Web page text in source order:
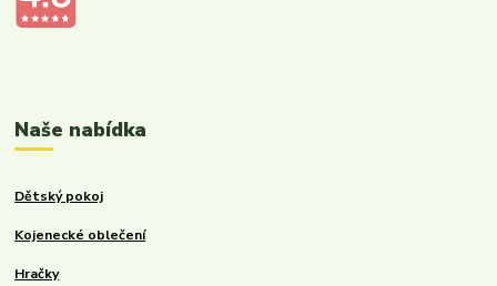
Naše nabídka
Dětský pokoj
Kojenecké oblečení
Hračky